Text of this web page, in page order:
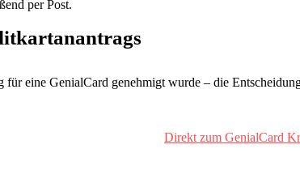
per Post.
eine GenialCard genehmigt wurde – die
Direkt zum GenialCard